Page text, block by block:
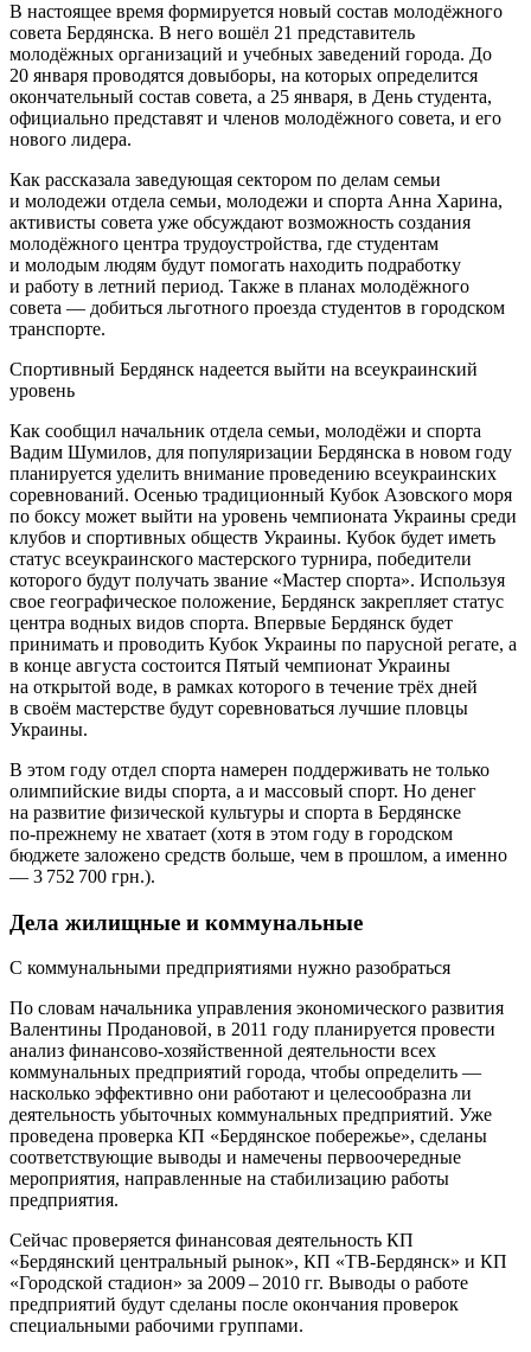
В настоящее время формируется новый состав молодёжного
совета Бердянска. В него вошёл 21 представитель
молодёжных организаций и учебных заведений города. До
20 января проводятся довыборы, на которых определится
окончательный состав совета, а 25 января, в День студента,
официально представят и членов молодёжного совета, и его
нового лидера.
Как рассказала заведующая сектором по делам семьи
и молодежи отдела семьи, молодежи и спорта Анна Харина,
активисты совета уже обсуждают возможность создания
молодёжного центра трудоустройства, где студентам
и молодым людям будут помогать находить подработку
и работу в летний период. Также в планах молодёжного
совета — добиться льготного проезда студентов в городском
транспорте.
Спортивный Бердянск надеется выйти на всеукраинский
уровень
Как сообщил начальник отдела семьи, молодёжи и спорта
Вадим Шумилов, для популяризации Бердянска в новом году
планируется уделить внимание проведению всеукраинских
соревнований. Осенью традиционный Кубок Азовского моря
по боксу может выйти на уровень чемпионата Украины среди
клубов и спортивных обществ Украины. Кубок будет иметь
статус всеукраинского мастерского турнира, победители
которого будут получать звание «Мастер спорта». Используя
свое географическое положение, Бердянск закрепляет статус
центра водных видов спорта. Впервые Бердянск будет
принимать и проводить Кубок Украины по парусной регате, а
в конце августа состоится Пятый чемпионат Украины
на открытой воде, в рамках которого в течение трёх дней
в своём мастерстве будут соревноваться лучшие пловцы
Украины.
В этом году отдел спорта намерен поддерживать не только
олимпийские виды спорта, а и массовый спорт. Но денег
на развитие физической культуры и спорта в Бердянске
по‑прежнему не хватает (хотя в этом году в городском
бюджете заложено средств больше, чем в прошлом, а именно
— 3 752 700 грн.).
Дела жилищные и коммунальные
С коммунальными предприятиями нужно разобраться
По словам начальника управления экономического развития
Валентины Продановой, в 2011 году планируется провести
анализ финансово-хозяйственной деятельности всех
коммунальных предприятий города, чтобы определить —
насколько эффективно они работают и целесообразна ли
деятельность убыточных коммунальных предприятий. Уже
проведена проверка КП «Бердянское побережье», сделаны
соответствующие выводы и намечены первоочередные
мероприятия, направленные на стабилизацию работы
предприятия.
Сейчас проверяется финансовая деятельность КП
«Бердянский центральный рынок», КП «ТВ-Бердянск» и КП
«Городской стадион» за 2009 – 2010 гг. Выводы о работе
предприятий будут сделаны после окончания проверок
специальными рабочими группами.